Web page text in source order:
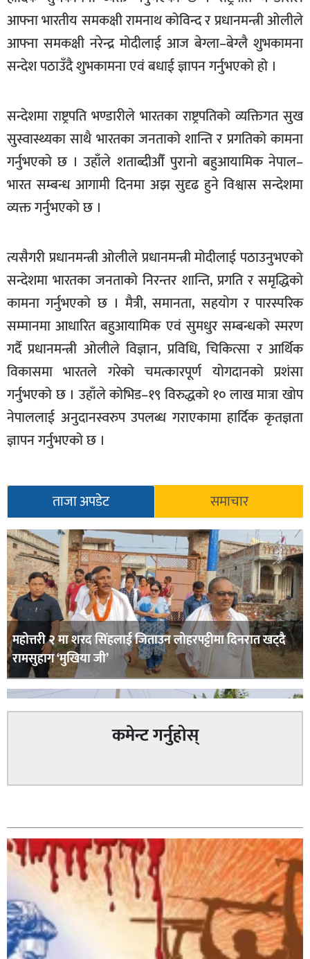
अर्थ
खेलकुद
मनोरञ्जन
/
भिडियो
अन्य
समाज
विचार
स्वास्थ्य
आफ्ना भारतीय समकक्षी रामनाथ कोविन्द र प्रधानमन्त्री ओलीले
आफ्ना समकक्षी नरेन्द्र मोदीलाई आज बेग्ला–बेग्लै शुभकामना
सन्देश पठाउँदै शुभकामना एवं बधाई ज्ञापन गर्नुभएको हो ।
सन्देशमा राष्ट्रपति भण्डारीले भारतका राष्ट्रपतिको व्यक्तिगत सुख
सुस्वास्थ्यका साथै भारतका जनताको शान्ति र प्रगतिको कामना
गर्नुभएको छ । उहाँले शताब्दीऔँ पुरानो बहुआयामिक नेपाल–
भारत सम्बन्ध आगामी दिनमा अझ सुदृढ हुने विश्वास सन्देशमा
व्यक्त गर्नुभएको छ ।
त्यसैगरी प्रधानमन्त्री ओलीले प्रधानमन्त्री मोदीलाई पठाउनुभएको
सन्देशमा भारतका जनताको निरन्तर शान्ति, प्रगति र समृद्धिको
कामना गर्नुभएको छ । मैत्री, समानता, सहयोग र पारस्परिक
सम्मानमा आधारित बहुआयामिक एवं सुमधुर सम्बन्धको स्मरण
गर्दै प्रधानमन्त्री ओलीले विज्ञान, प्रविधि, चिकित्सा र आर्थिक
विकासमा भारतले गरेको चमत्कारपूर्ण योगदानको प्रशंसा
गर्नुभएको छ । उहाँले कोभिड–१९ विरुद्धको १० लाख मात्रा खोप
नेपाललाई अनुदानस्वरुप उपलब्ध गराएकामा हार्दिक कृतज्ञता
ज्ञापन गर्नुभएको छ ।
ताजा अपडेट समाचार
महोत्तरी २ मा शरद सिंहलाई जिताउन लोहरपट्टीमा दिनरात खट्दै
रामसुहाग ‘मुखिया जी’
कमेन्ट गर्नुहोस्